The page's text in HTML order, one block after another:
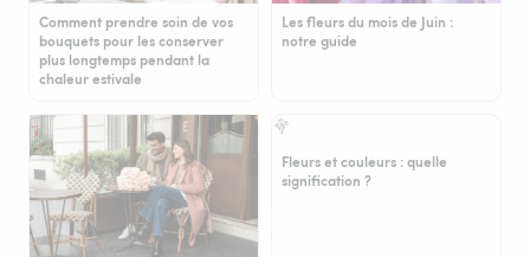
Comment prendre soin de vos
bouquets pour les conserver
plus longtemps pendant la
chaleur estivale
Les fleurs du mois de Juin :
notre guide
Fleurs et couleurs : quelle
signification ?